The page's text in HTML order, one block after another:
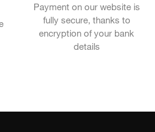
fully secure, thanks to
encryption of your bank
details